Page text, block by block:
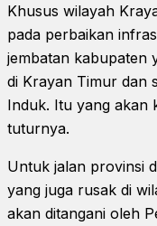
Khusus wilayah
pada perbaikan
jembatan kabupaten
di Krayan Timur dan
Induk. Itu yang akan
tuturnya.
Untuk jalan provinsi
yang juga rusak di
akan ditangani oleh